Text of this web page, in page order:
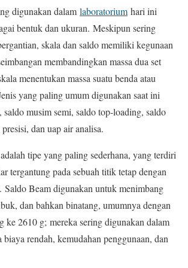
digunakan dalam laboratorium hari ini
bentuk dan ukuran. Meskipun sering
skala dan saldo memiliki kegunaan
membandingkan massa dua set
menentukan massa suatu benda atau
yang paling umum digunakan saat ini
saldo musim semi, saldo top-loading, saldo
dan uap air analisa.
tipe yang paling sederhana, yang terdiri
tergantung pada sebuah titik tetap dengan
Beam digunakan untuk menimbang
dan bahkan binatang, umumnya dengan
ke 2610 g; mereka sering digunakan dalam
biaya rendah, kemudahan penggunaan, dan